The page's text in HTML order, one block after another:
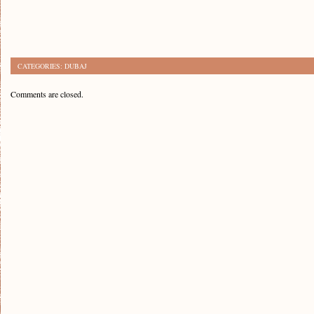
CATEGORIES: DUBAJ
Comments are closed.